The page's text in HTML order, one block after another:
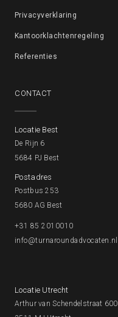
Privacyverklaring
Kantoorklachtenregeling
Referenties
CONTACT
Locatie Best
De Rijn 6
5684 PJ Best
Postadres
Postbus 253
5680 AG Best
+31 85 2010010
info@turnaroundadvocaten.nl
Locatie Utrecht
Arthur van Schendelstraat 600